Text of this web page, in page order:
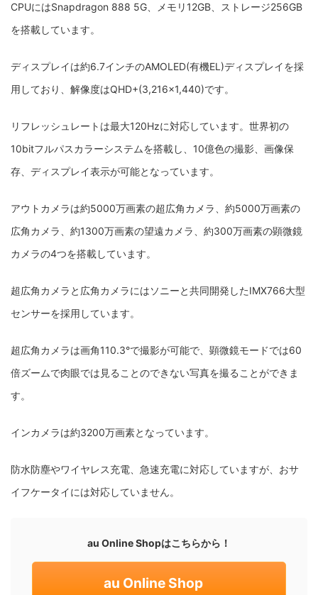
CPUにはSnapdragon 888 5G、メモリ12GB、ストレージ256GB
を搭載しています。
ディスプレイは約6.7インチのAMOLED(有機EL)ディスプレイを採
用しており、解像度はQHD+(3,216×1,440)です。
リフレッシュレートは最大120Hzに対応しています。世界初の
10bitフルパスカラーシステムを搭載し、10億色の撮影、画像保
存、ディスプレイ表示が可能となっています。
アウトカメラは約5000万画素の超広角カメラ、約5000万画素の
広角カメラ、約1300万画素の望遠カメラ、約300万画素の顕微鏡
カメラの4つを搭載しています。
超広角カメラと広角カメラにはソニーと共同開発したIMX766大型
センサーを採用しています。
超広角カメラは画角110.3°で撮影が可能で、顕微鏡モードでは60
倍ズームで肉眼では見ることのできない写真を撮ることができま
す。
インカメラは約3200万画素となっています。
防水防塵やワイヤレス充電、急速充電に対応していますが、おサ
イフケータイには対応していません。
au Online Shopはこちらから！
au Online Shop